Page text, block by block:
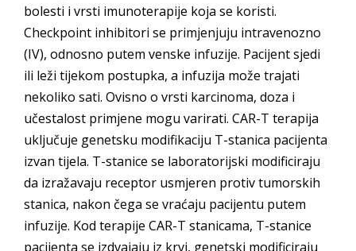
bolesti i vrsti imunoterapije koja se koristi.
Checkpoint inhibitori se primjenjuju intravenozno
(IV), odnosno putem venske infuzije. Pacijent sjedi
ili leži tijekom postupka, a infuzija može trajati
nekoliko sati. Ovisno o vrsti karcinoma, doza i
učestalost primjene mogu varirati. CAR-T terapija
uključuje genetsku modifikaciju T-stanica pacijenta
izvan tijela. T-stanice se laboratorijski modificiraju
da izražavaju receptor usmjeren protiv tumorskih
stanica, nakon čega se vraćaju pacijentu putem
infuzije. Kod terapije CAR-T stanicama, T-stanice
pacijenta se izdvajaju iz krvi, genetski modificiraju